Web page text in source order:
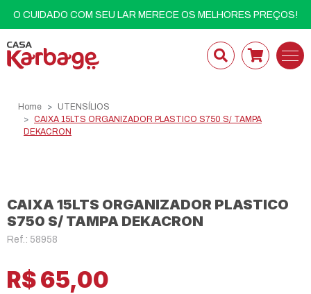
O CUIDADO COM SEU LAR MERECE OS MELHORES PREÇOS!
Home
UTENSÍLIOS
CAIXA 15LTS ORGANIZADOR PLASTICO S750 S/ TAMPA
DEKACRON
CAIXA 15LTS ORGANIZADOR PLASTICO
S750 S/ TAMPA DEKACRON
Ref.: 58958
R$ 65,00